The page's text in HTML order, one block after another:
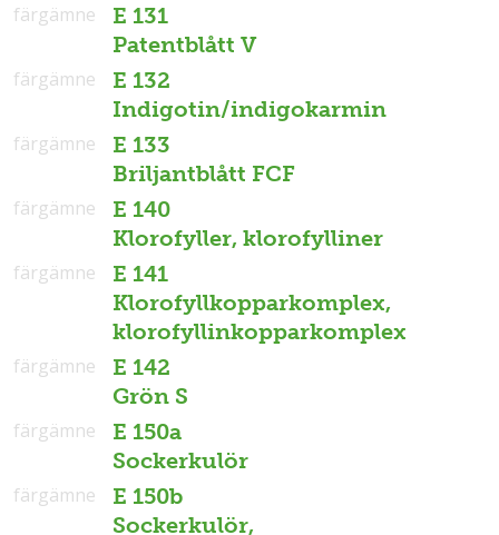
E 131
Patentblått V
färgämne
E 132
Indigotin/indigokarmin
färgämne
E 133
Briljantblått FCF
färgämne
E 140
Klorofyller, klorofylliner
färgämne
E 141
Klorofyllkopparkomplex,
klorofyllinkopparkomplex
färgämne
E 142
Grön S
färgämne
E 150a
Sockerkulör
färgämne
E 150b
Sockerkulör,
färgämne